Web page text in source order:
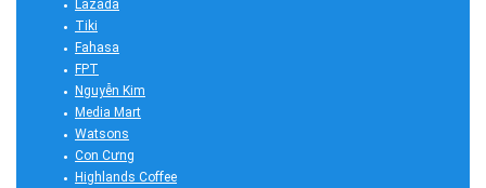
Lazada
Tiki
Fahasa
FPT
Nguyễn Kim
Media Mart
Watsons
Con Cưng
Highlands Coffee